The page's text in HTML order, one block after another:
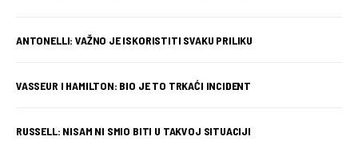
ANTONELLI: VAŽNO JE ISKORISTITI SVAKU PRILIKU
VASSEUR I HAMILTON: BIO JE TO TRKAĆI INCIDENT
RUSSELL: NISAM NI SMIO BITI U TAKVOJ SITUACIJI